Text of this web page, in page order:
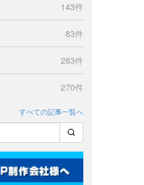
143件
83件
283件
270件
すべての記事一覧へ